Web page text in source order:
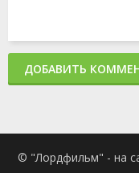
ДОБАВИТЬ
© "Лордфильм" - на